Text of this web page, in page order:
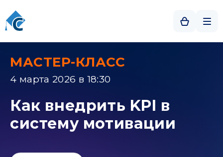
МАСТЕР-КЛАСС
4 марта 2026 в 18:30
Как внедрить KPI в
систему мотивации